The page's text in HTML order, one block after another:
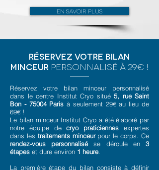
En savoir plus
réservez votre bilan
minceur personnalisé à 29€ !
Réservez votre bilan minceur personnalisé
dans le centre Institut Cryo situé 5, rue Saint
Bon - 75004 Parisà seulement 29€ au lieu de
69€ !
Le bilan minceur Institut Cryo a été élaboré par
notre équipe decryo praticiennes expertes
dans les traitements minceurpour le corps.Ce
rendez-vous personnalisése déroule en3
étapes et dure environ 1 heure.
La première étape du bilan consiste à définir